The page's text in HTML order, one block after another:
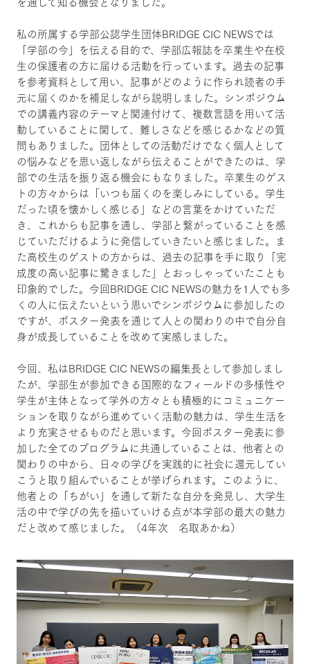
私の所属する学部公認学生団体BRIDGE CIC NEWSでは
「学部の今」を伝える目的で、学部広報誌を卒業生や在校
生の保護者の方に届ける活動を行っています。過去の記事
を参考資料として用い、記事がどのように作られ読者の手
元に届くのかを補足しながら説明しました。シンポジウム
での講義内容のテーマと関連付けて、複数言語を用いて活
動していることに関して、難しさなどを感じるかなどの質
問もありました。団体としての活動だけでなく個人として
の悩みなどを思い返しながら伝えることができたのは、学
部での生活を振り返る機会にもなりました。卒業生のゲス
トの方々からは「いつも届くのを楽しみにしている。学生
だった頃を懐かしく感じる」などの言葉をかけていただ
き、これからも記事を通し、学部と繋がっていることを感
じていただけるように発信していきたいと感じました。ま
た高校生のゲストの方からは、過去の記事を手に取り「完
成度の高い記事に驚きました」とおっしゃっていたことも
印象的でした。今回BRIDGE CIC NEWSの魅力を1人でも多
くの人に伝えたいという思いでシンポジウムに参加したの
ですが、ポスター発表を通じて人との関わりの中で自分自
身が成長していることを改めて実感しました。
今回、私はBRIDGE CIC NEWSの編集長として参加しまし
たが、学部生が参加できる国際的なフィールドの多様性や
学生が主体となって学外の方々とも積極的にコミュニケー
ションを取りながら進めていく活動の魅力は、学生生活を
より充実させるものだと思います。今回ポスター発表に参
加した全てのプログラムに共通していることは、他者との
関わりの中から、日々の学びを実践的に社会に還元してい
こうと取り組んでいることが挙げられます。このように、
他者との「ちがい」を通して新たな自分を発見し、大学生
活の中で学びの先を描いていける点が本学部の最大の魅力
だと改めて感じました。（4年次 名取あかね）